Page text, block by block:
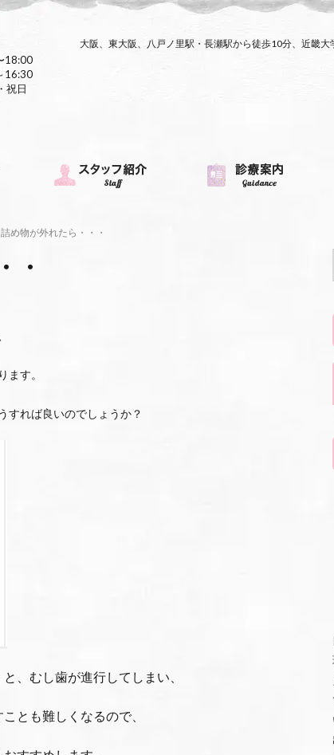
大阪、東大阪、八戸ノ里駅・長瀬駅から徒歩10分、近畿
18:00
16:30
祝日
詰め物が外れたら・・・
・
ます。
すれば良いのでしょうか？
、むし歯が進行してしまい、
とも難しくなるので、